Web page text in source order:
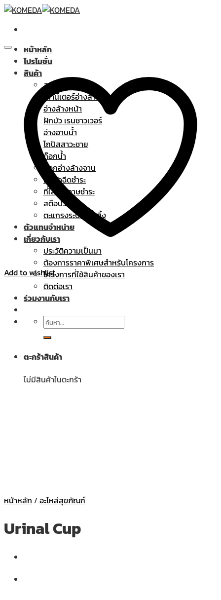
Skip
content
หน้าหลัก
โปรโมชั่น
สินค้า
สุขภัณฑ์
เคาน์เตอร์อ่างล้างหน้า
อ่างล้างหน้า
ฝักบัว เรนชาวเวอร์
อ่างอาบน้ำ
โถปัสสาวะชาย
ก๊อกน้ำ
ก๊อกอ่างล้างจาน
ฝักบัวฉีดชำระ
ที่ใส่กระดาษชำระ
สต๊อปวาล์ว
ตะแกรงระบายน้ำทิ้ง
ตัวแทนจำหน่าย
เกี่ยวกับเรา
ประวัติความเป็นมา
ต้องการราคาพิเศษสำหรับโครงการ
โครงการที่ใช้สินค้าของเรา
ติดต่อเรา
ร่วมงานกับเรา
ค้นหา:
ตะกร้าสินค้า
ไม่มีสินค้าในตะกร้า
Add to wishlist
หน้าหลัก / อะไหล่สุขภัณฑ์
Urinal Cup